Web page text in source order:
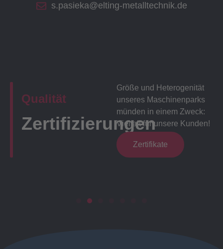
s.pasieka@elting-metalltechnik.de
Qualität
Zertifizierungen
Größe und Heterogenität
unseres Maschinenparks
münden in einem Zweck:
Vielfalt für unsere Kunden!
Zertifikate